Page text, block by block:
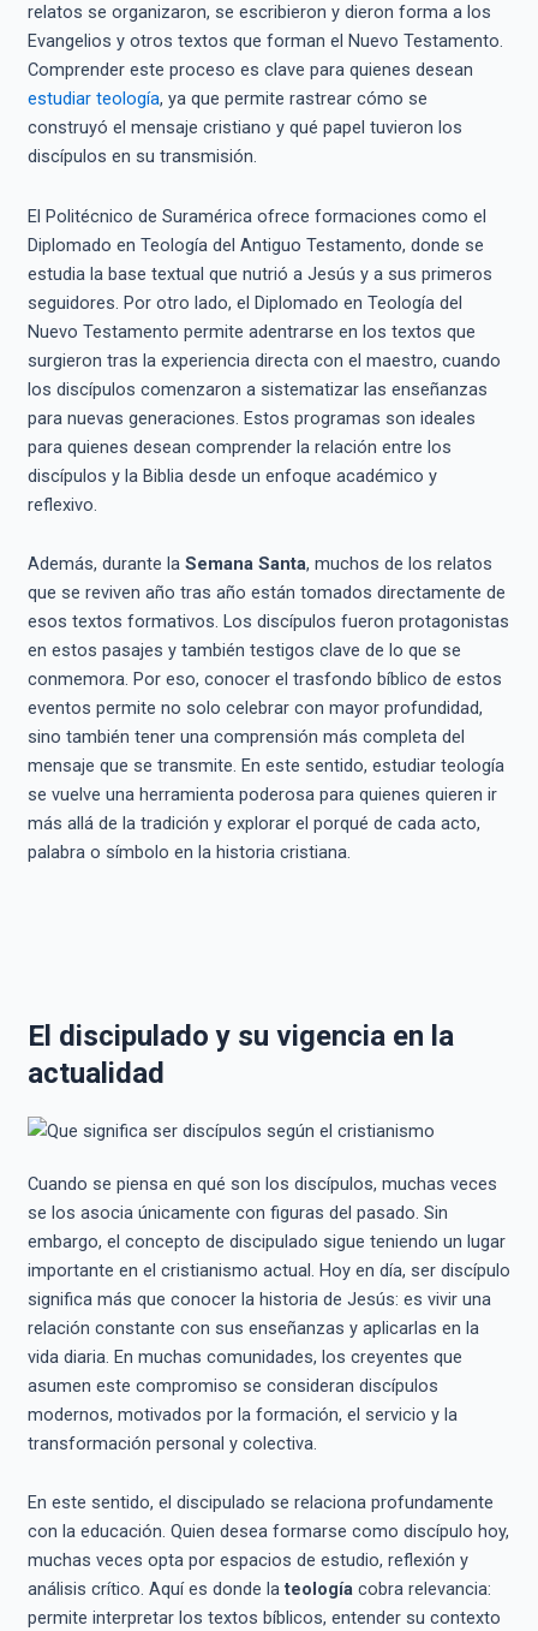
relatos se organizaron, se escribieron y dieron forma a los
Evangelios y otros textos que forman el Nuevo Testamento.
Comprender este proceso es clave para quienes desean
estudiar teología, ya que permite rastrear cómo se
construyó el mensaje cristiano y qué papel tuvieron los
discípulos en su transmisión.
El Politécnico de Suramérica ofrece formaciones como el
Diplomado en Teología del Antiguo Testamento, donde se
estudia la base textual que nutrió a Jesús y a sus primeros
seguidores. Por otro lado, el Diplomado en Teología del
Nuevo Testamento permite adentrarse en los textos que
surgieron tras la experiencia directa con el maestro, cuando
los discípulos comenzaron a sistematizar las enseñanzas
para nuevas generaciones. Estos programas son ideales
para quienes desean comprender la relación entre los
discípulos y la Biblia desde un enfoque académico y
reflexivo.
Además, durante la Semana Santa, muchos de los relatos
que se reviven año tras año están tomados directamente de
esos textos formativos. Los discípulos fueron protagonistas
en estos pasajes y también testigos clave de lo que se
conmemora. Por eso, conocer el trasfondo bíblico de estos
eventos permite no solo celebrar con mayor profundidad,
sino también tener una comprensión más completa del
mensaje que se transmite. En este sentido, estudiar teología
se vuelve una herramienta poderosa para quienes quieren ir
más allá de la tradición y explorar el porqué de cada acto,
palabra o símbolo en la historia cristiana.
El discipulado y su vigencia en la
actualidad
Cuando se piensa en qué son los discípulos, muchas veces
se los asocia únicamente con figuras del pasado. Sin
embargo, el concepto de discipulado sigue teniendo un lugar
importante en el cristianismo actual. Hoy en día, ser discípulo
significa más que conocer la historia de Jesús: es vivir una
relación constante con sus enseñanzas y aplicarlas en la
vida diaria. En muchas comunidades, los creyentes que
asumen este compromiso se consideran discípulos
modernos, motivados por la formación, el servicio y la
transformación personal y colectiva.
En este sentido, el discipulado se relaciona profundamente
con la educación. Quien desea formarse como discípulo hoy,
muchas veces opta por espacios de estudio, reflexión y
análisis crítico. Aquí es donde lateologíacobra relevancia:
permite interpretar los textos bíblicos, entender su contexto